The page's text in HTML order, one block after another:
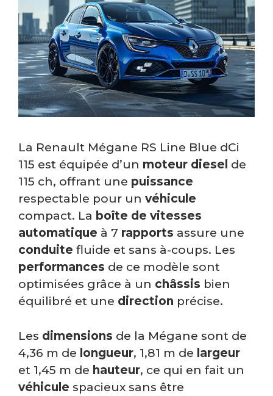
La Renault Mégane RS Line Blue dCi
115 est équipée d’un moteur diesel de
115 ch, offrant une puissance
respectable pour un véhicule
compact. La boîte de vitesses
automatique à 7 rapports assure une
conduite fluide et sans à-coups. Les
performances de ce modèle sont
optimisées grâce à un châssis bien
équilibré et une direction précise.
Les dimensions de la Mégane sont de
4,36 m de longueur, 1,81 m de largeur
et 1,45 m de hauteur, ce qui en fait un
véhicule spacieux sans être